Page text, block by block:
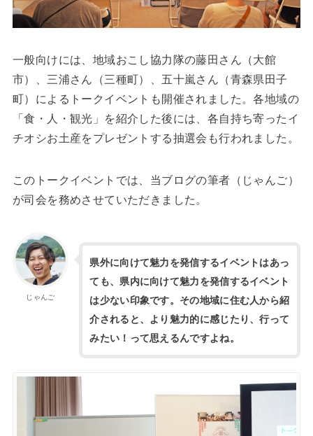
一般向けには、地域おこし協力隊の藤田さん（大館
市）、三浦さん（三種町）、五十嵐さん（青森県田子
町）によるトークイベントも開催されました。各地域の
「食・人・観光」を紹介した後には、各自持ち寄ったイ
チオシお土産をプレゼントする抽選会も行われました。
このトークイベントでは、当ブログの筆者（じゃんご）
が司会を務めさせていただきました。
じゃんご
県外に向けて魅力を発信するイベントはあっ
ても、県内に向けて魅力を発信するイベント
は少ない印象です。その地域に住む人から紹
介されると、より魅力的に感じたり、行って
みたい！って思えるんですよね。